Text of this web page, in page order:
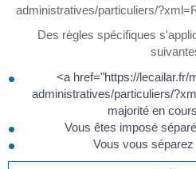
administratives/particuliers/
Des règles spécifiques
<a href="https://lecailar.fr/
administratives/particuliers/
majorité en
Vous êtes imposé
Vous vous